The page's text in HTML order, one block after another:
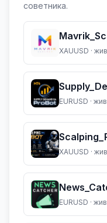
советника.
XAUUSD ·
EURUSD ·
XAUUSD ·
EURUSD ·